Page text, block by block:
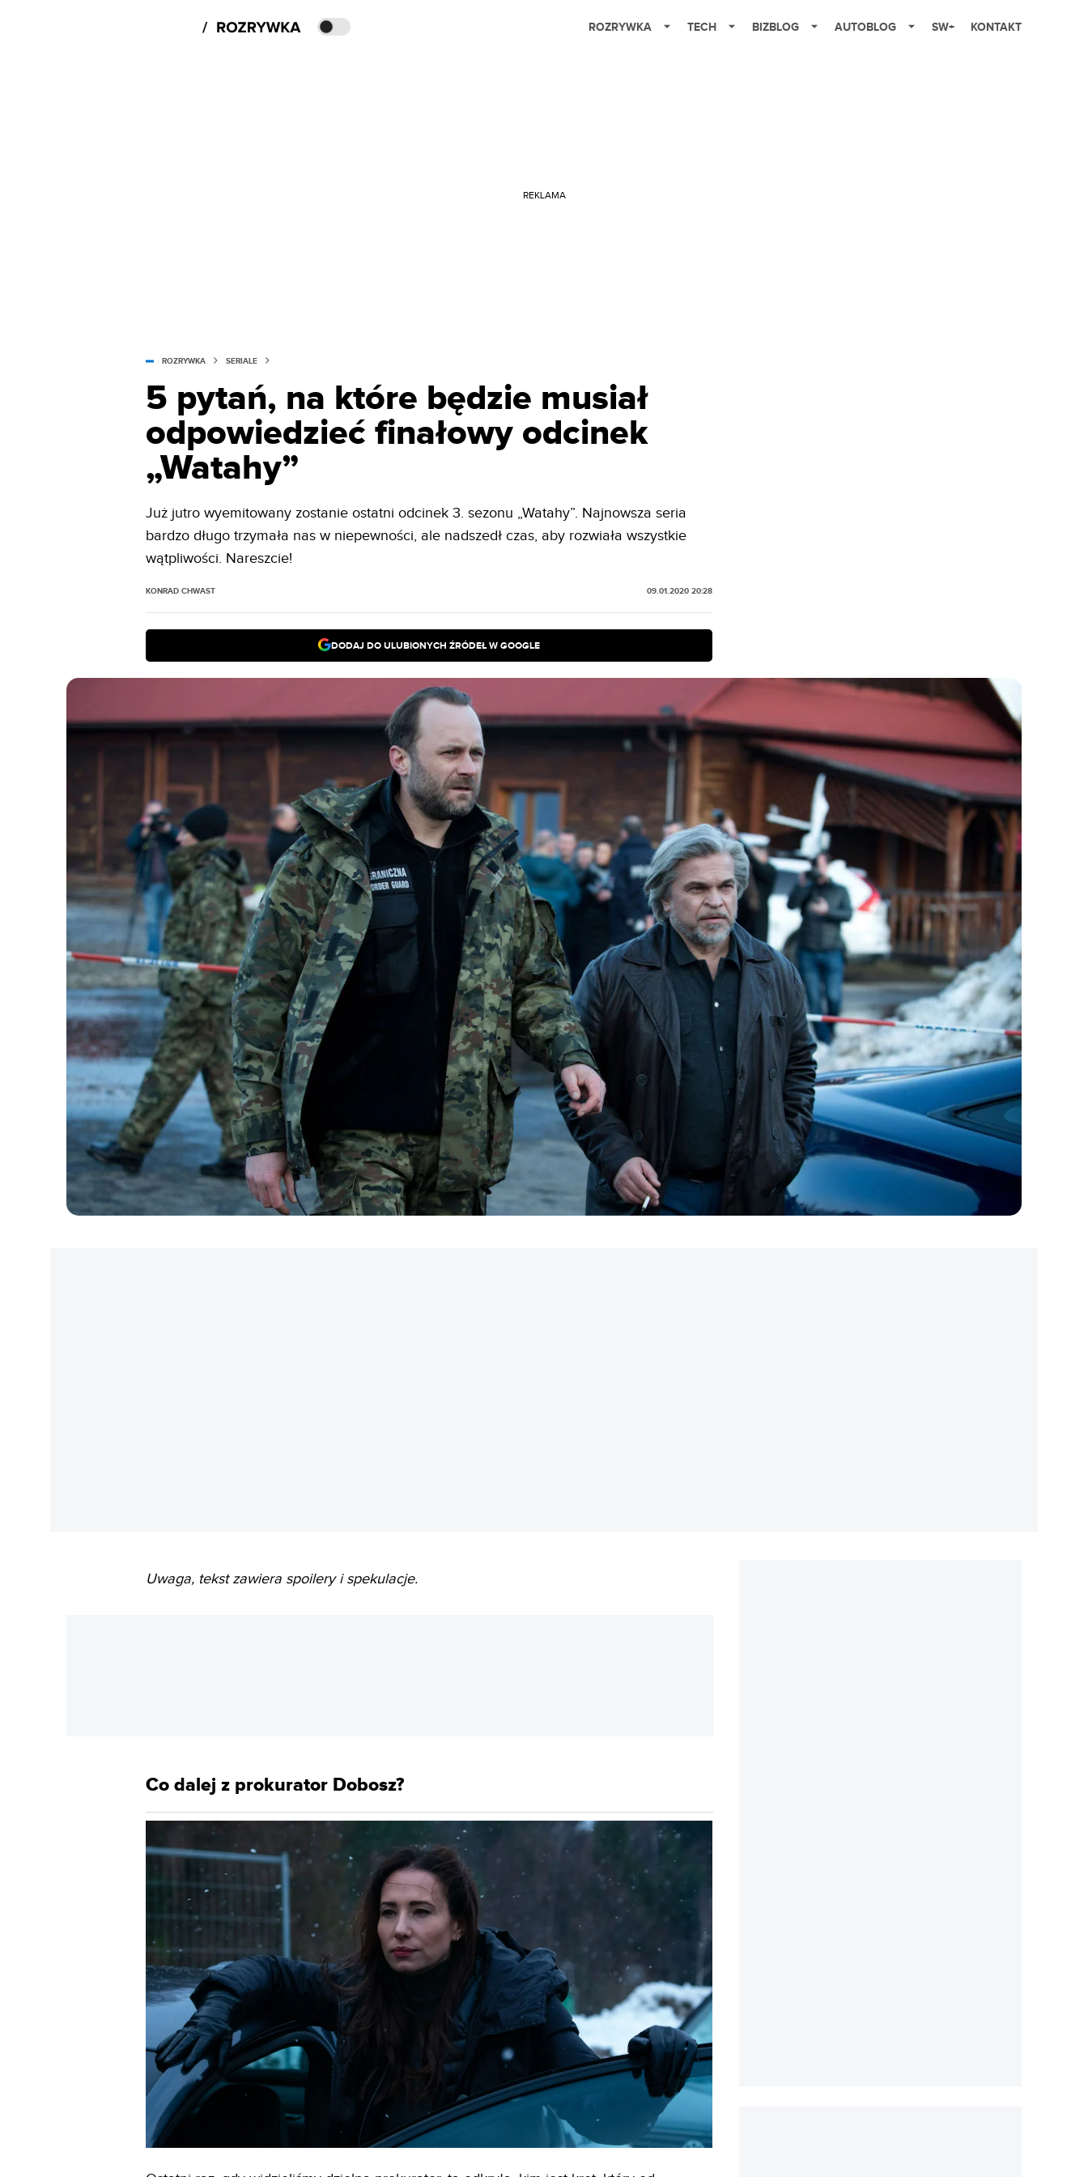
ROZRYWKA TECH BIZBLOG AUTOBLOG SW+ KONTAKT
REKLAMA
ROZRYWKA SERIALE
5 pytań, na które będzie musiał
odpowiedzieć finałowy odcinek
„Watahy”
Już jutro wyemitowany zostanie ostatni odcinek 3. sezonu „Watahy”. Najnowsza seria
bardzo długo trzymała nas w niepewności, ale nadszedł czas, aby rozwiała wszystkie
wątpliwości. Nareszcie!
KONRAD CHWAST 09.01.2020 20:28
DODAJ DO ULUBIONYCH ŹRÓDEŁ W GOOGLE
Uwaga, tekst zawiera spoilery i spekulacje.
Co dalej z prokurator Dobosz?